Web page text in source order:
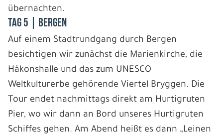
übernachten.
Tag 5 | Bergen
Auf einem Stadtrundgang durch Bergen
besichtigen wir zunächst die Marienkirche, die
Håkonshalle und das zum UNESCO
Weltkulturerbe gehörende Viertel Bryggen. Die
Tour endet nachmittags direkt am Hurtigruten
Pier, wo wir dann an Bord unseres Hurtigruten
Schiffes gehen. Am Abend heißt es dann „Leinen